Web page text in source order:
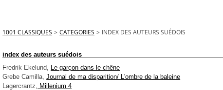
1001 CLASSIQUES > CATEGORIES > INDEX DES AUTEURS SUÉDOIS
index des auteurs suédois
Fredrik Ekelund, Le garçon dans le chêne
Grebe Camilla,Journal de ma disparition/ L'ombre de la baleine
Lagercrantz, Millenium 4